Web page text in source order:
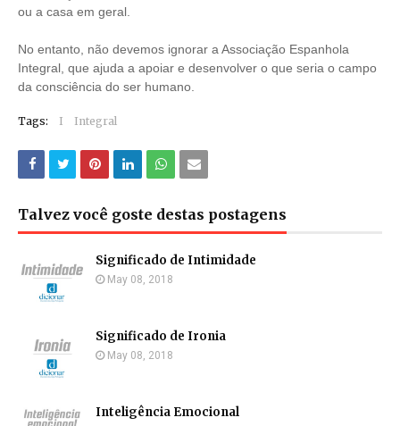
ou a casa em geral.
No entanto, não devemos ignorar a Associação Espanhola
Integral, que ajuda a apoiar e desenvolver o que seria o campo
da consciência do ser humano.
Tags: I Integral
Talvez você goste destas postagens
Significado de Intimidade
May 08, 2018
Significado de Ironia
May 08, 2018
Inteligência Emocional